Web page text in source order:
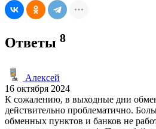
Ответы 8
Алексей
16 октября 2024
К сожалению, в выходные дни
действительно проблематично.
обменных пунктов и банков не